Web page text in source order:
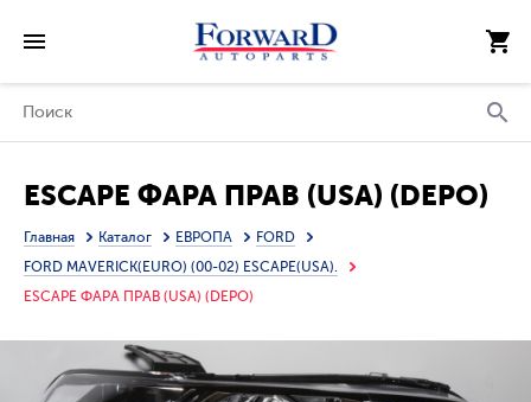
ESCAPE ФАРА ПРАВ (USA) (DEPO)
Главная Каталог ЕВРОПА
FORD
FORD MAVERICK(EURO) (00-02) ESCAPE(USA).
ESCAPE ФАРА ПРАВ (USA) (DEPO)